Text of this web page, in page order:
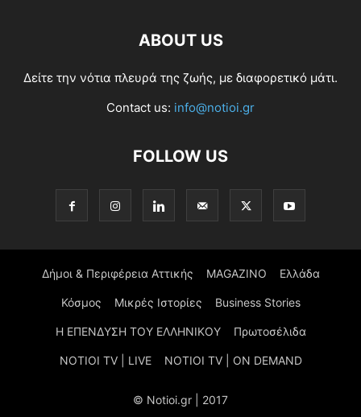
ABOUT US
Δείτε την νότια πλευρά της ζωής, με διαφορετικό μάτι.
Contact us: info@notioi.gr
FOLLOW US
Δήμοι & Περιφέρεια Αττικής MAGAZINO Ελλάδα
Κόσμος Μικρές Ιστορίες Business Stories
Η ΕΠΕΝΔΥΣΗ ΤΟΥ ΕΛΛΗΝΙΚΟΥ Πρωτοσέλιδα
NOTIOI TV | LIVE NOTIOI TV | ON DEMAND
© Notioi.gr | 2017